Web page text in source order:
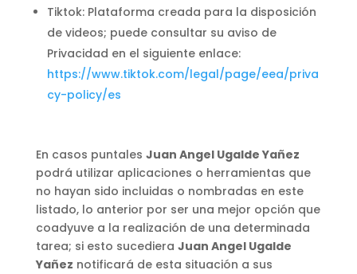
Tiktok: Plataforma creada para la disposición
de videos; puede consultar su aviso de
Privacidad en el siguiente enlace:
https://www.tiktok.com/legal/page/eea/priva
cy-policy/es
En casos puntales Juan Angel Ugalde Yañez
podrá utilizar aplicaciones o herramientas que
no hayan sido incluidas o nombradas en este
listado, lo anterior por ser una mejor opción que
coadyuve a la realización de una determinada
tarea; si esto sucediera Juan Angel Ugalde
Yañez notificará de esta situación a sus